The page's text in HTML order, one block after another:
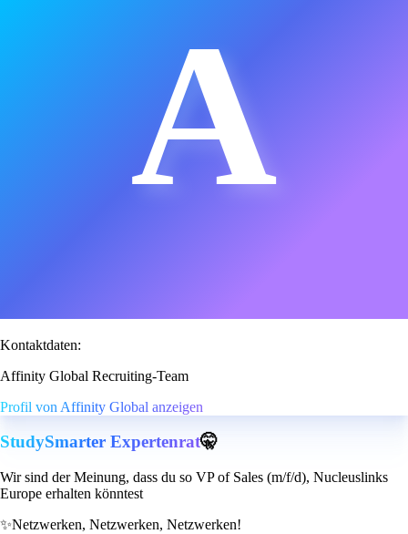
A
Kontaktdaten:
Affinity Global Recruiting-Team
Profil von Affinity Global anzeigen
StudySmarter Expertenrat🤫
Wir sind der Meinung, dass du so VP of Sales (m/f/d), Nucleuslinks
Europe erhalten könntest
✨Netzwerken, Netzwerken, Netzwerken!